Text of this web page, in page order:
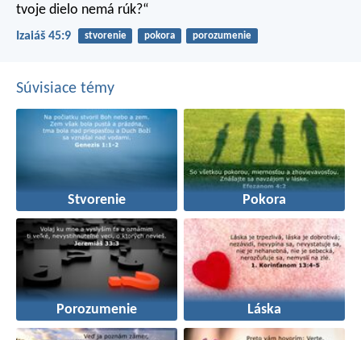
tvoje dielo nemá rúk?“
Izaiáš 45:9 stvorenie pokora porozumenie
Súvisiace témy
Stvorenie Pokora
Porozumenie Láska